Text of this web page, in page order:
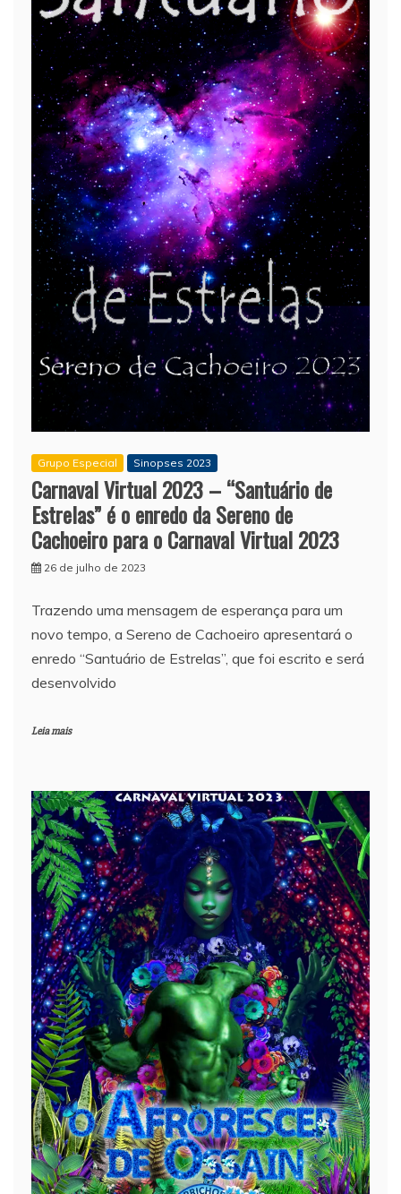
Grupo Especial Sinopses 2023
Carnaval Virtual 2023 – “Santuário de
Estrelas” é o enredo da Sereno de
Cachoeiro para o Carnaval Virtual 2023
26 de julho de 2023
Trazendo uma mensagem de esperança para um
novo tempo, a Sereno de Cachoeiro apresentará o
enredo “Santuário de Estrelas”, que foi escrito e será
desenvolvido
Leia mais